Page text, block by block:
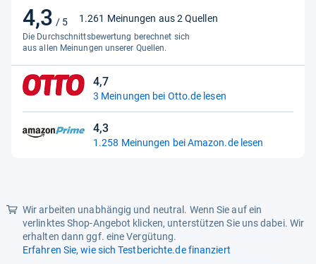
Leistungsmerkmale
Gefriervermögen 24h
Lagerzeit Störung
Funktionalitäten
Funktionen Abtauautomatik, Eco-Modus
Energiemerkmale
4,3 / 5
4,3
von
5
Sternen
1.261 Meinungen aus 2 Quellen
Die Durchschnittsbewertung berechnet sich
aus allen Meinungen unserer Quellen.
4,7
4,7
von
Sternen
3 Meinungen bei Otto.de lesen
4,3
4,3
von
1.258 Meinungen bei Amazon.de lesen
Wir arbeiten unabhängig und neutral. Wenn Sie auf ein
verlinktes Shop-Angebot klicken, unterstützen Sie uns dabei. Wir
erhalten dann ggf. eine Vergütung.
Erfahren Sie, wie sich Testberichte.de finanziert